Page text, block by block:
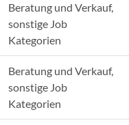
Beratung und Verkauf,
sonstige Job
Kategorien
Beratung und Verkauf,
sonstige Job
Kategorien